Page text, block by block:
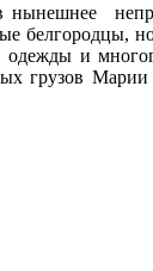
и
грузов